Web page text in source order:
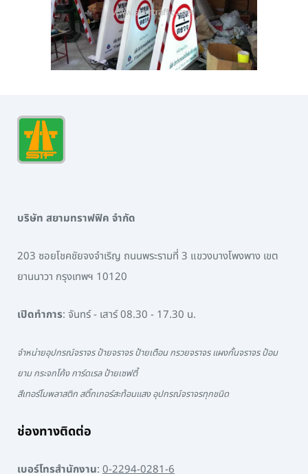
บริษัท สยามทราฟฟิค จำกัด
203 ซอยโชคชัยจงจำเริญ ถนนพระรามที่ 3 แขวงบางโพงพาง เขต
ยานนาวา กรุงเทพฯ 10120
เปิดทำการ: จันทร์ - เสาร์ 08.30 - 17.30 น.
จำหน่ายอุปกรณ์จราจร ป้ายจราจร ป้ายเตือน กรวยจราจร แผงกั้นจราจร ป้อม
ยาม กระจกโค้ง การ์ดเรล ป้ายเซฟตี้
สีเทอร์โมพลาสติก สติ๊กเกอร์สะท้อนแสง อุปกรณ์จราจรทุกชนิด
ช่องทางติดต่อ
เบอร์โทรสำนักงาน: 0-2294-0281-6